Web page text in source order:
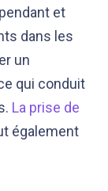
et
dans les
un
qui conduit
La prise de
également